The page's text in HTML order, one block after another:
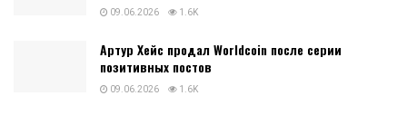
09.06.2026 1.6K
Артур Хейс продал Worldcoin после серии
позитивных постов
09.06.2026 1.6K